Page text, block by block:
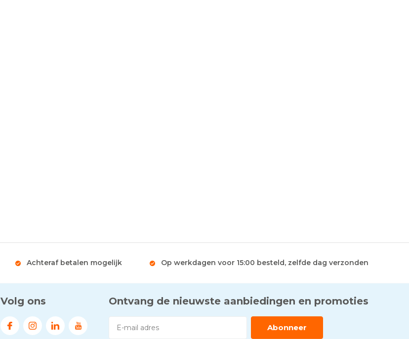
Achteraf betalen mogelijk Op werkdagen voor 15:00 besteld, zelfde dag verzonden
Volg ons Ontvang de nieuwste aanbiedingen en promoties
Abonneer